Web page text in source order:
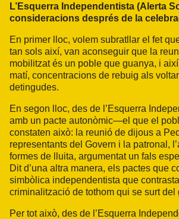
L’Esquerra Independentista (Alerta
consideracions després de la
En primer lloc, volem subratllar el fet
tan sols així, van aconseguir que la
mobilitzat és un poble que guanya, i
matí, concentracions de rebuig als
detingudes.
En segon lloc, des de l’Esquerra
amb un pacte autonòmic—el que el
constaten això: la reunió de dijous a
representants del Govern i la patronal,
formes de lluita, argumentat un fals
Dit d’una altra manera, els pactes que
simbòlica independentista que
criminalització de tothom qui se surt del
Per tot això, des de l’Esquerra